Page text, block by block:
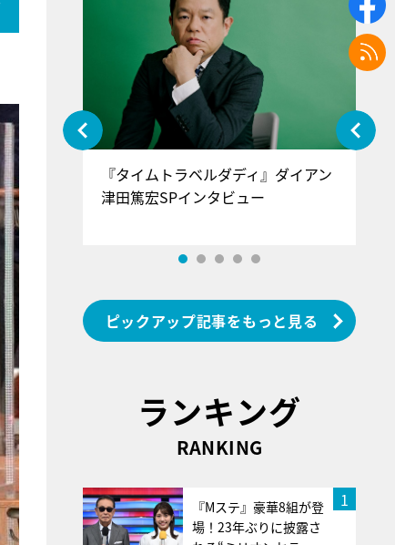
＝LOV
インタ
『タイムトラベルダディ』ダイアン
津田篤宏SPインタビュー
ピックアップ記事をもっと見る
ランキング
RANKING
1
『Mステ』豪華8組が登
場！23年ぶりに披露さ